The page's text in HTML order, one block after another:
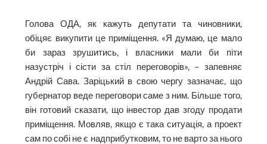
Голова ОДА, як кажуть депутати та чиновники,
обіцяє викупити це приміщення. «Я думаю, це мало
би зараз зрушитись, і власники мали би піти
назустріч і сісти за стіл переговорів», – запевняє
Андрій Сава. Заріцький в свою чергу зазначає, що
губернатор веде переговори саме з ним. Більше того,
він готовий сказати, що інвестор дав згоду продати
приміщення. Мовляв, якщо є така ситуація, а проект
сам по собі не є надприбутковим, то не варто за нього